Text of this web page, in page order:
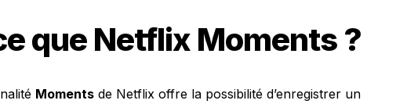
que Netflix Moments ?
Moments de Netflix offre la possibilité d’enregistrer un